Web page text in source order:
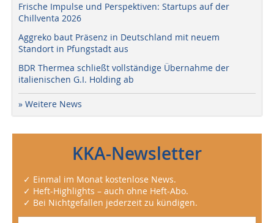
Frische Impulse und Perspektiven: Startups auf der
Chillventa 2026
Aggreko baut Präsenz in Deutschland mit neuem
Standort in Pfungstadt aus
BDR Thermea schließt vollständige Übernahme der
italienischen G.I. Holding ab
» Weitere News
KKA-Newsletter
✓ Einmal im Monat kostenlose News.
✓ Heft-Highlights – auch ohne Heft-Abo.
✓ Bei Nichtgefallen jederzeit zu kündigen.